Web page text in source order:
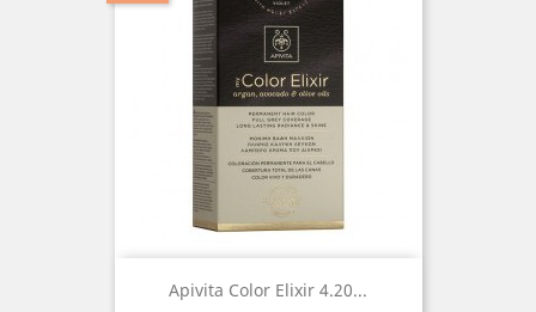
Apivita Color Elixir 4.20...